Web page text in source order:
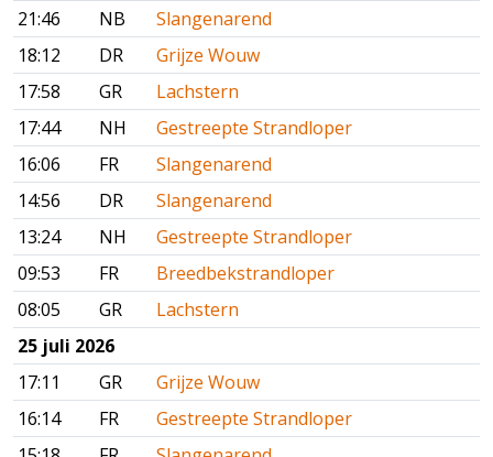
21:46
NB
Slangenarend
18:12
DR
Grijze Wouw
17:58
GR
Lachstern
17:44
NH
Gestreepte Strandloper
16:06
FR
Slangenarend
14:56
DR
Slangenarend
13:24
NH
Gestreepte Strandloper
09:53
FR
Breedbekstrandloper
08:05
GR
Lachstern
25 juli 2026
17:11
GR
Grijze Wouw
16:14
FR
Gestreepte Strandloper